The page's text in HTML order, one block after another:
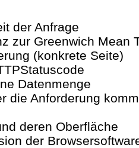
der Anfrage
zur Greenwich Mean
(konkrete Seite)
Datenmenge
die Anforderung
deren Oberfläche
der